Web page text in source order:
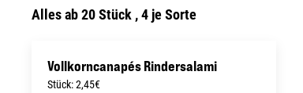
Alles ab 20 Stück , 4 je Sorte
Vollkorncanapés Rindersalami
Stück: 2,45€